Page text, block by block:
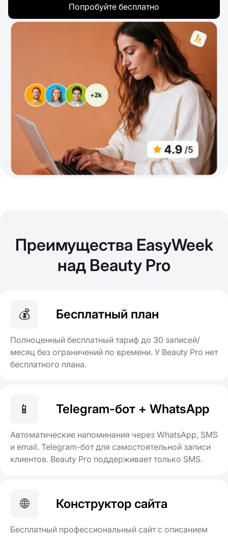
Попробуйте бесплатно
Преимущества EasyWeek
над Beauty Pro
💰 Бесплатный план
Полноценный бесплатный тариф до 30 записей/
месяц без ограничений по времени. У Beauty Pro нет
бесплатного плана.
📱 Telegram-бот + WhatsApp
Автоматические напоминания через WhatsApp, SMS
и email. Telegram-бот для самостоятельной записи
клиентов. Beauty Pro поддерживает только SMS.
🌐 Конструктор сайта
Бесплатный профессиональный сайт с описанием